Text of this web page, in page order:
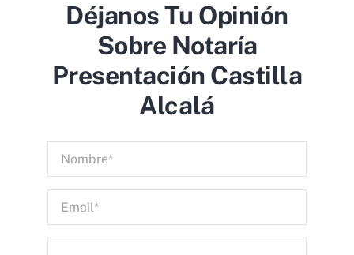
Déjanos Tu Opinión
Sobre Notaría
Presentación Castilla
Alcalá